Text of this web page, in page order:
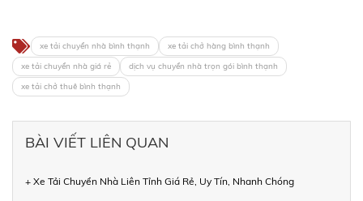
xe tải chuyển nhà bình thạnh
xe tải chở hàng bình thạnh
xe tải chuyển nhà giá rẻ
dịch vụ chuyển nhà trọn gói bình thạnh
xe tải chở thuê bình thạnh
BÀI VIẾT LIÊN QUAN
+ Xe Tải Chuyển Nhà Liên Tỉnh Giá Rẻ, Uy Tín, Nhanh Chóng